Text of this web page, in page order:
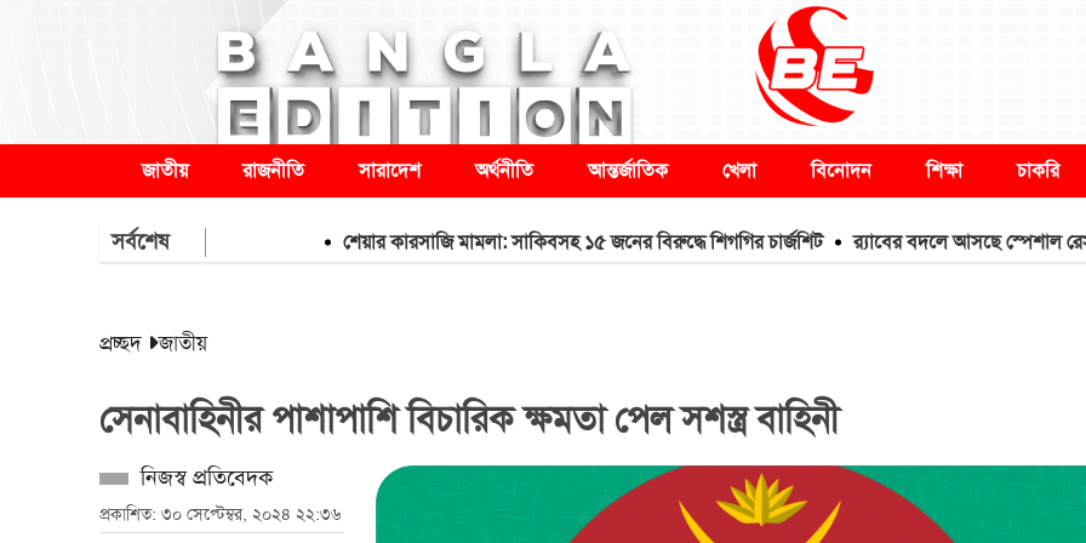
জাতীয় রাজনীতি সারাদেশ অর্থনীতি আন্তর্জাতিক খেলা বিনোদন শিক্ষা চাকরি
সর্বশেষ শেয়ার কারসাজি মামলা: সাকিবসহ ১৫ জনের বিরুদ্ধে শিগগির চার্জশিট র‌্যাবের বদলে আসছে স্পেশাল রেসপন্স
প্রচ্ছদ জাতীয়
সেনাবাহিনীর পাশাপাশি বিচারিক ক্ষমতা পেল সশস্ত্র বাহিনী
নিজস্ব প্রতিবেদক
প্রকাশিত: ৩০ সেপ্টেম্বর, ২০২৪ ২২:৩৬